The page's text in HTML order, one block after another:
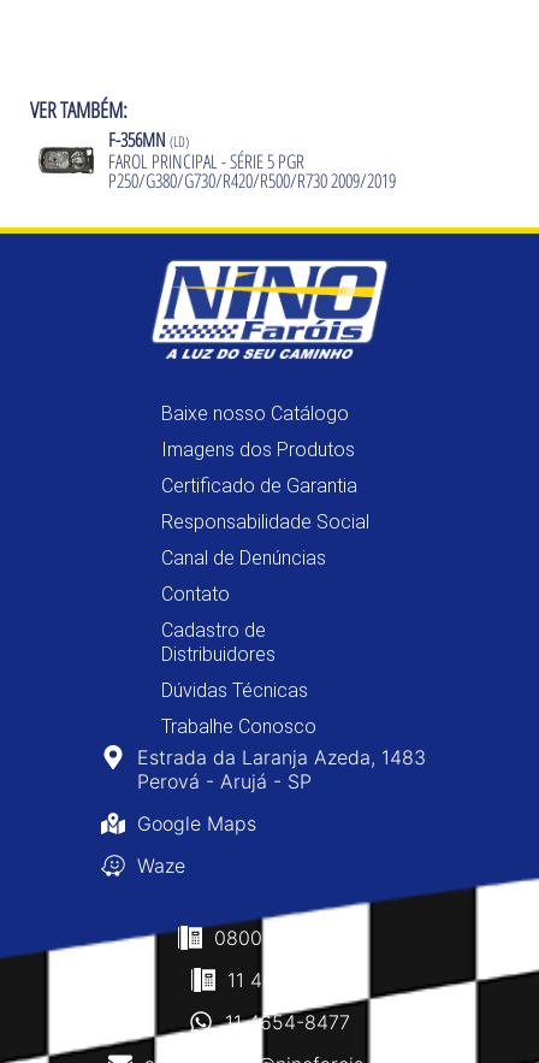
VER TAMBÉM:
F-356MN (LD)
FAROL PRINCIPAL - SÉRIE 5 PGR
P250/G380/G730/R420/R500/R730 2009/2019
Baixe nosso Catálogo
Imagens dos Produtos
Certificado de Garantia
Responsabilidade Social
Canal de Denúncias
Contato
Cadastro de
Distribuidores
Dúvidas Técnicas
Trabalhe Conosco
Estrada da Laranja Azeda, 1483
Perová - Arujá - SP
Google Maps
Waze
0800-400-8477
11 4610-0160
11 4654-8477